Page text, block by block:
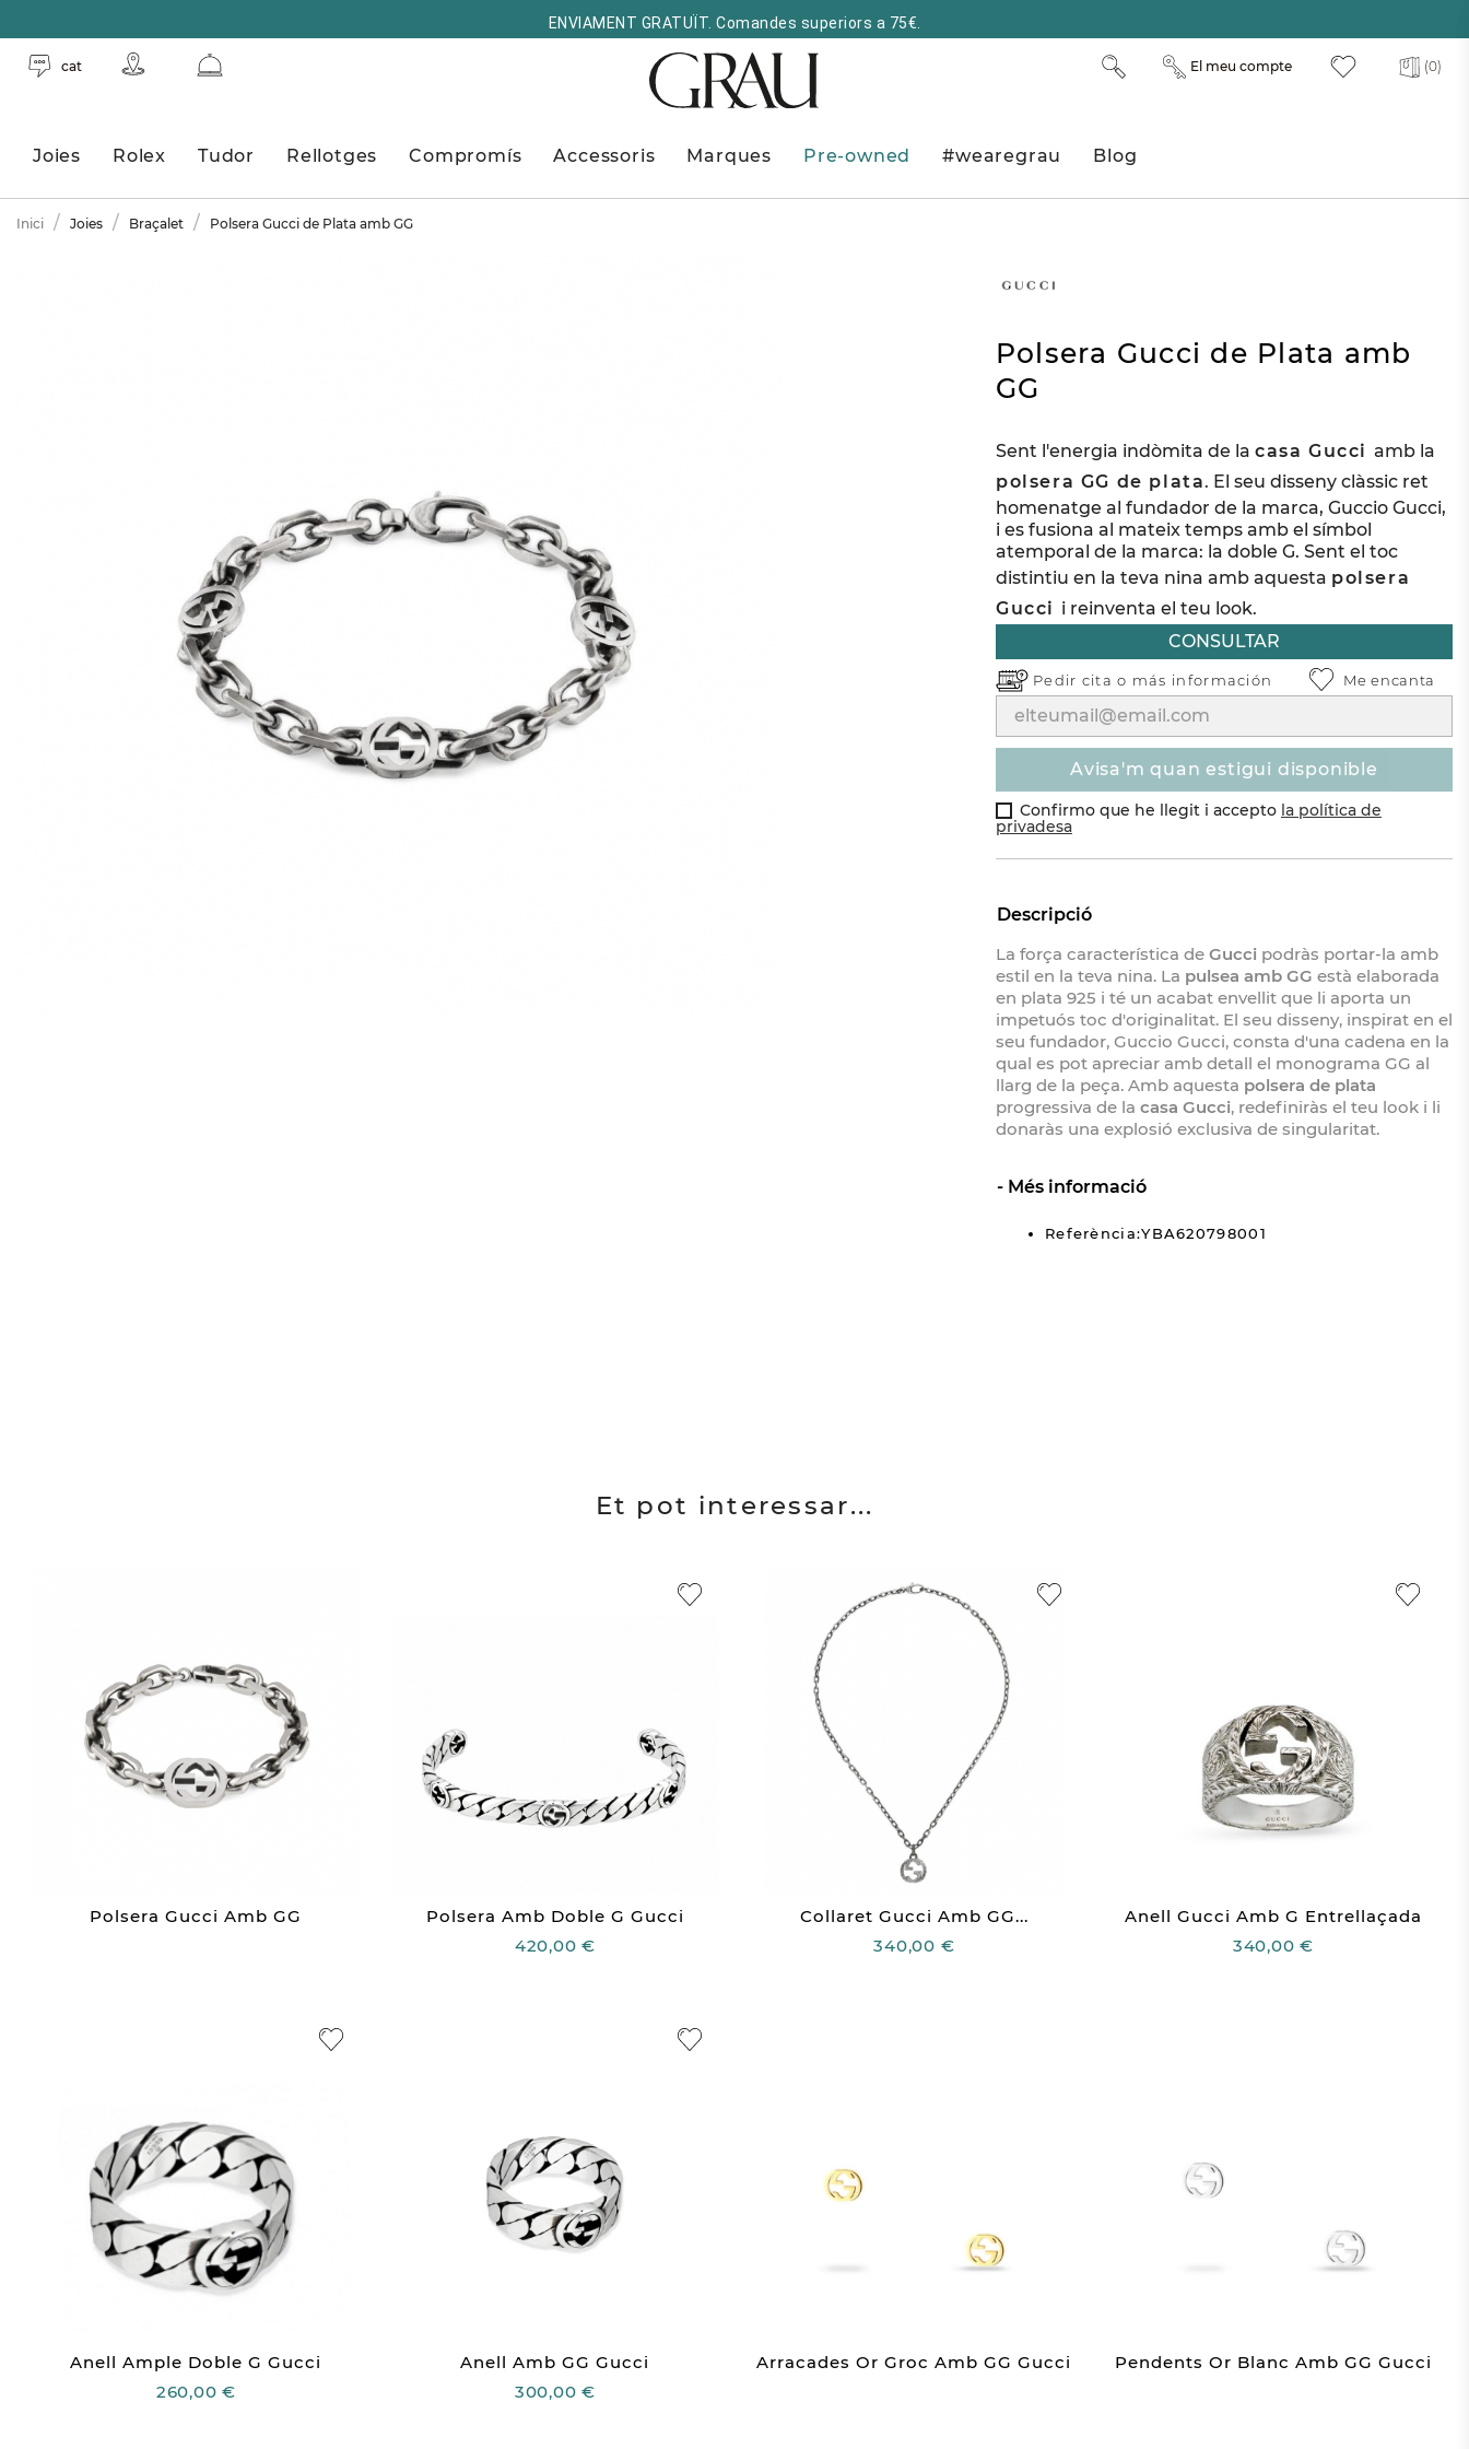
ENVIAMENT GRATUÏT. Comandes superiors a 75€.
cat (0)
El meu compte
Joies Rolex Tudor Rellotges Compromís Accessoris Marques Pre-owned #wearegrau Blog
Inici Joies Braçalet Polsera Gucci de Plata amb GG
Polsera Gucci de Plata amb
GG
Sent l'energia indòmita de la casa Gucci amb la
polsera GG de plata. El seu disseny clàssic ret
homenatge al fundador de la marca, Guccio Gucci,
i es fusiona al mateix temps amb el símbol
atemporal de la marca: la doble G. Sent el toc
distintiu en la teva nina amb aquesta polsera
Gucci i reinventa el teu look.
CONSULTAR
Pedir cita o más información
avisa'm quan estigui disponible
Confirmo que he llegit i accepto la política de
privadesa
Me encanta
Descripció
La força característica deGucci podràs portar-la amb
estil en la teva nina. La pulsea amb GG està elaborada
en plata 925 i té un acabat envellit que li aporta un
impetuós toc d'originalitat. El seu disseny, inspirat en el
seu fundador, Guccio Gucci, consta d'una cadena en la
qual es pot apreciar amb detall el monograma GG al
llarg de la peça. Amb aquesta polsera de plata
progressiva de la casa Gucci, redefiniràs el teu look i li
donaràs una explosió exclusiva de singularitat.
Més informació
Referència:YBA620798001
Et pot interessar...
Polsera Gucci Amb GG
Polsera Amb Doble G Gucci
420,00 €
Collaret Gucci Amb GG...
340,00 €
Anell Gucci Amb G Entrellaçada
340,00 €
Anell Ample Doble G Gucci
260,00 €
Anell Amb GG Gucci
300,00 €
Arracades Or Groc Amb GG Gucci Pendents Or Blanc Amb GG Gucci